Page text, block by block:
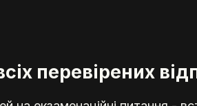
перевірених